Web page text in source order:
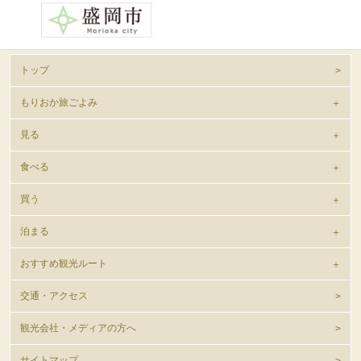
トップ
もりおか旅ごよみ
見る
食べる
買う
泊まる
おすすめ観光ルート
交通・アクセス
観光会社・メディアの方へ